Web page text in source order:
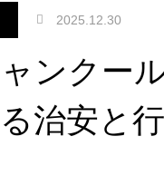
2025.12.30
ンクー
治安と